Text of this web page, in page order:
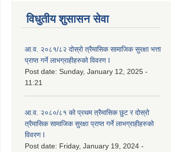
विधुतीय शुसासन सेवा
आ.व. २०८१/८२ दोस्रो त्रैमासिक सामाजिक सुरक्षा भत्ता
प्राप्त गर्ने लाभग्राहीहरुको विवरण l
Post date: Sunday, January 12, 2025 -
11:21
आ.व. २०८०/८१ को प्रथम त्रैमासिक छुट र दोस्रो
त्रैमासिक सामाजिक सुरक्षा प्राप्त गर्ने लाभग्राहीहरुको
विवरण l
Post date: Friday, January 19, 2024 -